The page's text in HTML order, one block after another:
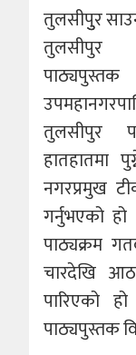
तुलसीपुुर
तुलसीपुर
तुलसीपुर
हातहातमा
नगरप्रमुख
गर्नुभएको
पाठ्यक्रम
चारदेखि
पारिएको
पाठ्यपुस्तक